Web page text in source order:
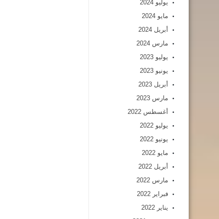
يوليو 2024
مايو 2024
أبريل 2024
مارس 2024
يوليو 2023
يونيو 2023
أبريل 2023
مارس 2023
أغسطس 2022
يوليو 2022
يونيو 2022
مايو 2022
أبريل 2022
مارس 2022
فبراير 2022
يناير 2022